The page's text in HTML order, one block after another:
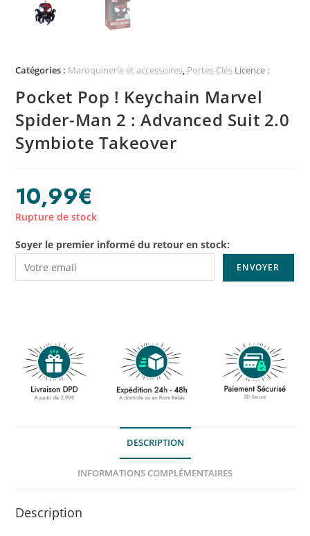
Catégories : Maroquinerie et accessoires, Portes Clés Licence :
Pocket Pop ! Keychain Marvel
Spider-Man 2 : Advanced Suit 2.0
Symbiote Takeover
10,99€
Rupture de stock
Soyer le premier informé du retour en stock:
DESCRIPTION
INFORMATIONS COMPLÉMENTAIRES
Description